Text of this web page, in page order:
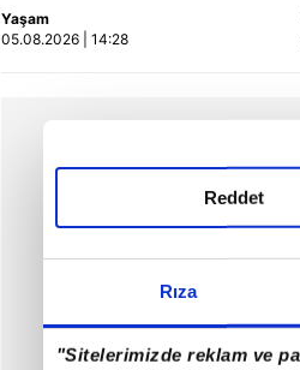
Rıza
"Sitelerimizde reklam ve
Reddet
Yaşam
05.08.2026 | 14:28